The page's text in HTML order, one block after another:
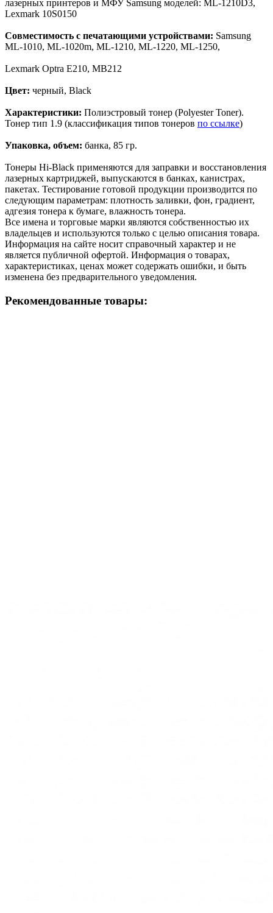
лазерных принтеров и МФУ Samsung моделей: ML-1210D3,
Lexmark 10S0150
Совместимость с печатающими устройствами: Samsung
ML-1010, ML-1020m, ML-1210, ML-1220, ML-1250,
Lexmark Optra E210, MB212
Цвет: черный, Black
Характеристики: Полиэстровый тонер (Polyester Toner).
Тонер тип 1.9 (классификация типов тонеров по ссылке)
Упаковка, объем: банка, 85 гр.
Тонеры Hi-Black применяются для заправки и восстановления
лазерных картриджей, выпускаются в банках, канистрах,
пакетах. Тестирование готовой продукции производится по
следующим параметрам: плотность заливки, фон, градиент,
адгезия тонера к бумаге, влажность тонера.
Все имена и торговые марки являются собственностью их
владельцев и используются только с целью описания товара.
Информация на сайте носит справочный характер и не
является публичной офертой. Информация о товарах,
характеристиках, ценах может содержать ошибки, и быть
изменена без предварительного уведомления.
Рекомендованные товары: